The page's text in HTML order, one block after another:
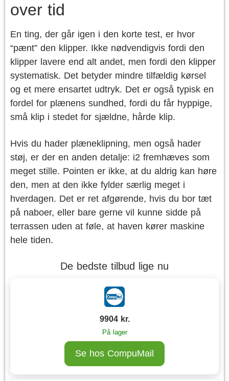
over tid
En ting, der går igen i den korte test, er hvor
“pænt” den klipper. Ikke nødvendigvis fordi den
klipper lavere end alt andet, men fordi den klipper
systematisk. Det betyder mindre tilfældig kørsel
og et mere ensartet udtryk. Det er også typisk en
fordel for plænens sundhed, fordi du får hyppige,
små klip i stedet for sjældne, hårde klip.
Hvis du hader plæneklipning, men også hader
støj, er der en anden detalje: i2 fremhæves som
meget stille. Pointen er ikke, at du aldrig kan høre
den, men at den ikke fylder særlig meget i
hverdagen. Det er ret afgørende, hvis du bor tæt
på naboer, eller bare gerne vil kunne sidde på
terrassen uden at føle, at haven kører maskine
hele tiden.
De bedste tilbud lige nu
9904 kr.
På lager
Se hos CompuMail